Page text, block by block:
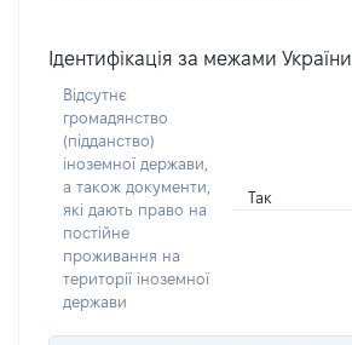
Ідентифікація за межами України
Відсутнє
громадянство
(підданство)
іноземної держави,
а також документи,
які дають право на
постійне
проживання на
території іноземної
держави
Так